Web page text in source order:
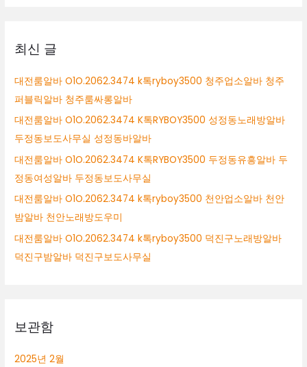
최신 글
대전룸알바 O1O.2062.3474 k톡ryboy3500 청주업소알바 청주
퍼블릭알바 청주룸싸롱알바
대전룸알바 O1O.2062.3474 K톡RYBOY3500 성정동노래방알바
두정동보도사무실 성정동바알바
대전룸알바 O1O.2062.3474 K톡RYBOY3500 두정동유흥알바 두
정동여성알바 두정동보도사무실
대전룸알바 O1O.2062.3474 k톡ryboy3500 천안업소알바 천안
밤알바 천안노래방도우미
대전룸알바 O1O.2062.3474 k톡ryboy3500 덕진구노래방알바
덕진구밤알바 덕진구보도사무실
보관함
2025년 2월